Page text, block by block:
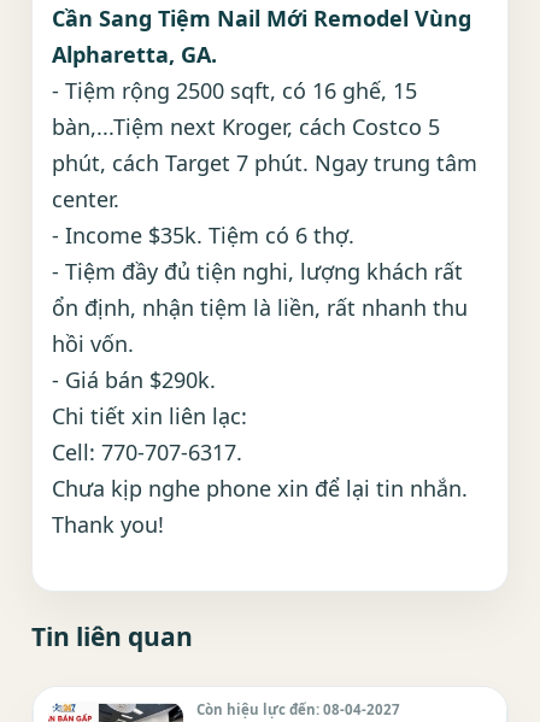
Cần Sang Tiệm Nail Mới Remodel Vùng
Alpharetta, GA.
- Tiệm rộng 2500 sqft, có 16 ghế, 15
bàn,...Tiệm next Kroger, cách Costco 5
phút, cách Target 7 phút. Ngay trung tâm
center.
- Income $35k. Tiệm có 6 thợ.
- Tiệm đầy đủ tiện nghi, lượng khách rất
ổn định, nhận tiệm là liền, rất nhanh thu
hồi vốn.
- Giá bán $290k.
Chi tiết xin liên lạc:
Cell: 770-707-6317.
Chưa kịp nghe phone xin để lại tin nhắn.
Thank you!
Tin liên quan
Còn hiệu lực đến: 08-04-2027